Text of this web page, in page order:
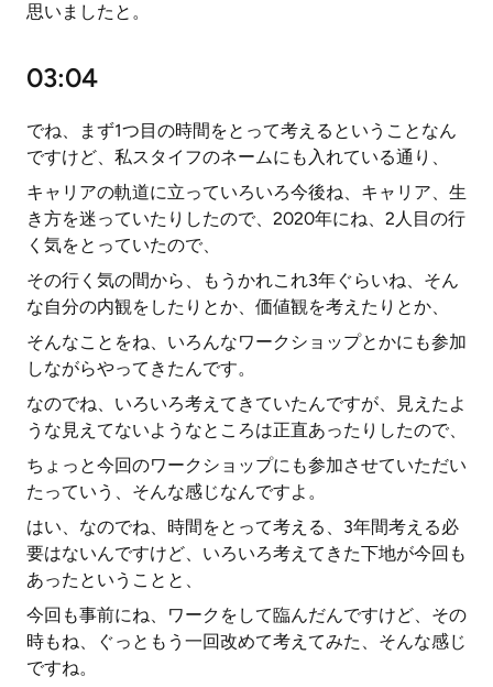
思いましたと。
03:04
でね、まず1つ目の時間をとって考えるということなん
ですけど、私スタイフのネームにも入れている通り、
キャリアの軌道に立っていろいろ今後ね、キャリア、生
き方を迷っていたりしたので、2020年にね、2人目の行
く気をとっていたので、
その行く気の間から、もうかれこれ3年ぐらいね、そん
な自分の内観をしたりとか、価値観を考えたりとか、
そんなことをね、いろんなワークショップとかにも参加
しながらやってきたんです。
なのでね、いろいろ考えてきていたんですが、見えたよ
うな見えてないようなところは正直あったりしたので、
ちょっと今回のワークショップにも参加させていただい
たっていう、そんな感じなんですよ。
はい、なのでね、時間をとって考える、3年間考える必
要はないんですけど、いろいろ考えてきた下地が今回も
あったということと、
今回も事前にね、ワークをして臨んだんですけど、その
時もね、ぐっともう一回改めて考えてみた、そんな感じ
ですね。